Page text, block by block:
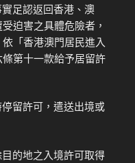
足認返回香港、澳
迫害之具體危險者，
「香港澳門居民進入
第十一款給予居留許
留許可，遣送出境或
的地之入境許可取得